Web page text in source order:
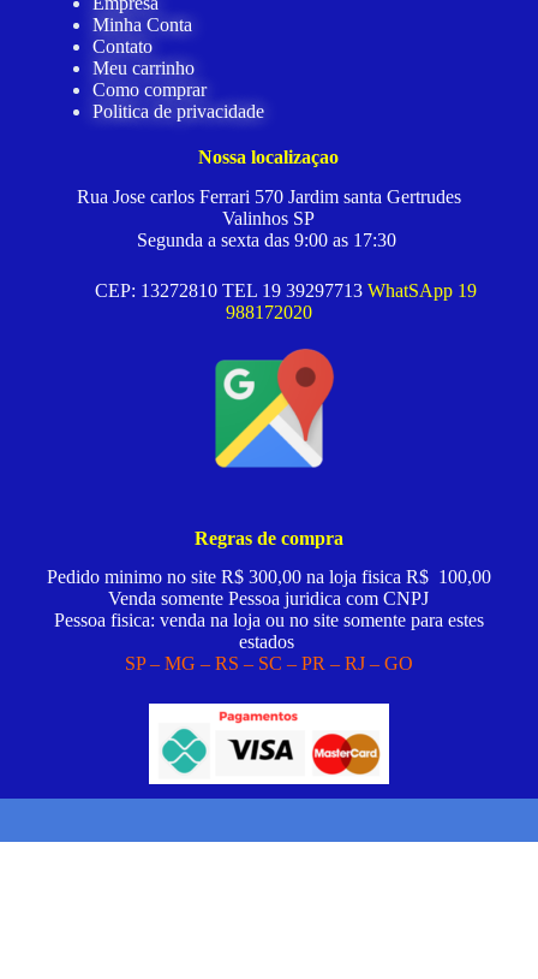
Minha Conta
Contato
Meu carrinho
Como comprar
Politica de privacidade
Nossa localizaçao
Rua Jose carlos Ferrari 570 Jardim santa Gertrudes
Valinhos SP
Segunda a sexta das 9:00 as 17:30
CEP: 13272810 TEL 19 39297713 WhatSApp 19
988172020
Regras de compra
Pedido minimo no site R$ 300,00 na loja fisica R$ 100,00
Venda somente Pessoa juridica com CNPJ
Pessoa fisica: venda na loja ou no site somente para estes
estados
SP – MG – RS – SC – PR – RJ – GO